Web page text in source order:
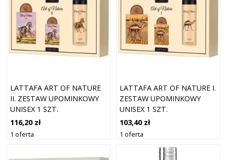
LATTAFA ART OF NATURE
II. ZESTAW UPOMINKOWY
UNISEX 1 SZT.
116,20 zł
1 oferta
LATTAFA ART OF NATURE I.
ZESTAW UPOMINKOWY
UNISEX 1 SZT.
103,40 zł
1 oferta